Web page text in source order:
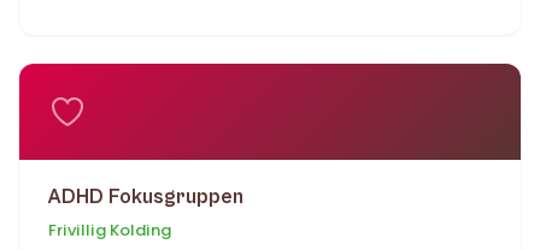
ADHD Fokusgruppen
Frivillig Kolding